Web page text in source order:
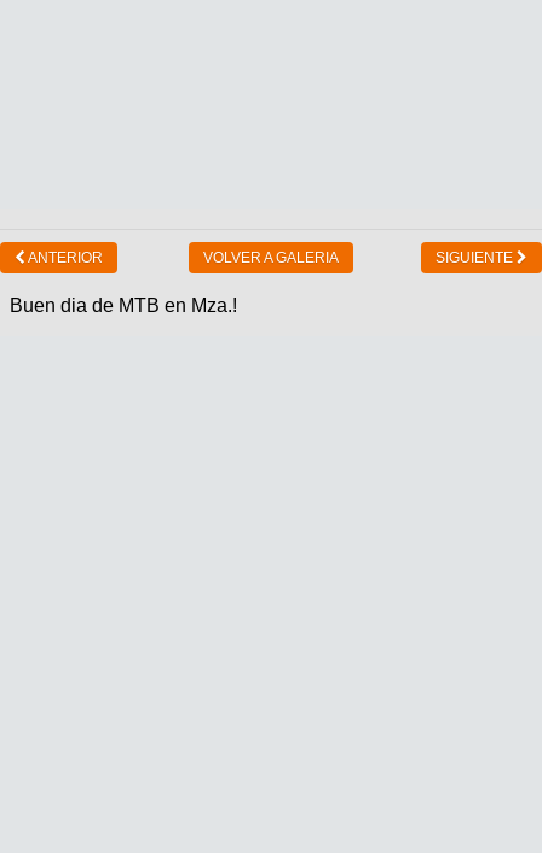
ANTERIOR VOLVER A GALERIA SIGUIENTE
Buen dia de MTB en Mza.!